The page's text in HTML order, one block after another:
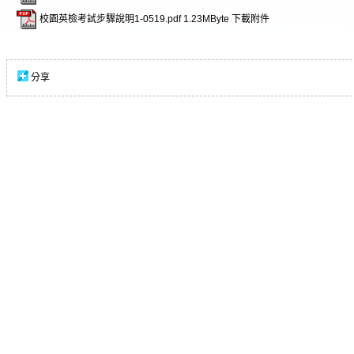
校園英檢考試步驟說明1-0519.pdf 1.23MByte 下載附件
分享